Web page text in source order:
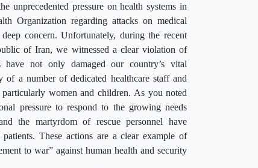
unprecedented pressure on health systems in
Organization regarding attacks on medical
concern. Unfortunately, during the recent
of Iran, we witnessed a clear violation of
have not only damaged our country’s vital
a number of dedicated healthcare staff and
women and children. As you noted
pressure to respond to the growing needs
the martyrdom of rescue personnel have
These actions are a clear example of
to war” against human health and security.